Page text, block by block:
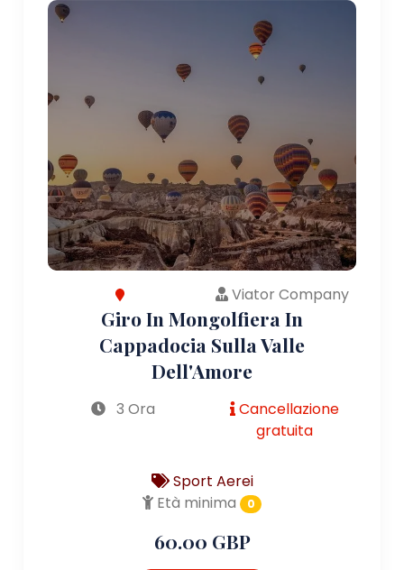
Viator Company
Giro In Mongolfiera In
Cappadocia Sulla Valle
Dell'Amore
3 Ora
Cancellazione
gratuita
Sport Aerei
Età minima
0
60.00 GBP